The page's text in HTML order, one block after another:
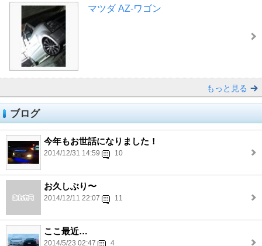
マツダ AZ-ワゴン
もっと見る
ブログ
今年もお世話になりました！
2014/12/31 14:59 10
お久しぶり〜
2014/12/11 22:07 11
ここ最近…
2014/5/23 02:47 4